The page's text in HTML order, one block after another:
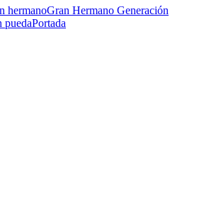
hermanoGran Hermano Generación
puedaPortada